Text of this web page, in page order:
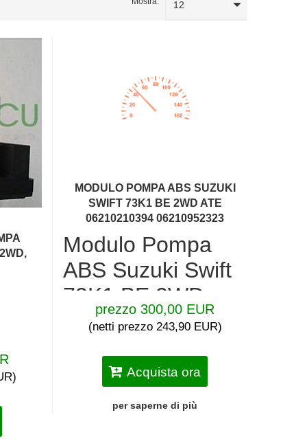
12
MODULO POMPA ABS SUZUKI
SWIFT 73K1 BE 2WD ATE
06210210394 06210952323
Modulo Pompa
ABS Suzuki Swift
73K1 BE 2WD
ATE 06210210394
Modulo pompa ABS per Suzuki Swift
Unità idraulica ATE:06.2102-1039.4
06210210394
prezzo 300,00 EUR
(netti prezzo 243,90 EUR)
Acquista ora
per saperne di più